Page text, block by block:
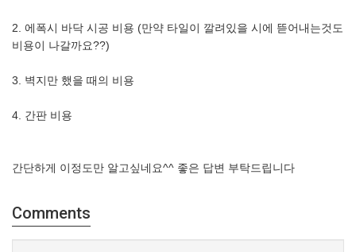
2. 에폭시 바닥 시공 비용 (만약 타일이 깔려있을 시에 뜯어내는것도
비용이 나갈까요??)
3. 벽지만 했을 때의 비용
4. 간판 비용
간단하게 이정도만 알고싶네요^^ 좋은 답변 부탁드립니다
Comments